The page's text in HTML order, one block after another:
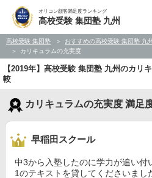
オリコン顧客満足度ランキング
高校受験 集団塾 九州
高校受験 集団塾 おすすめの高校受験 集団塾 九
カリキュラムの充実度
【2019年】高校受験 集団塾 九州のカリ
較
カリキュラムの充実度 満足
早稲田スクール
中3から入塾したのに学力が追い付
1のテキストを貸してくださいまし